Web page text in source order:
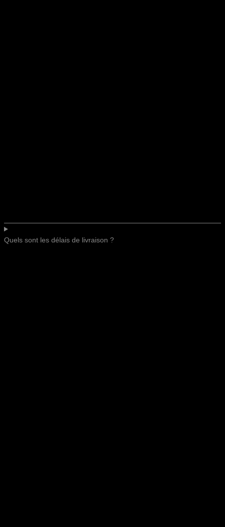
Quels sont les délais de livraison ?